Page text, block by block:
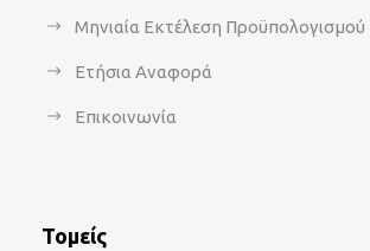
Μηνιαία Εκτέλεση Προϋπολογισμού
Ετήσια Αναφορά
Επικοινωνία
Τομείς